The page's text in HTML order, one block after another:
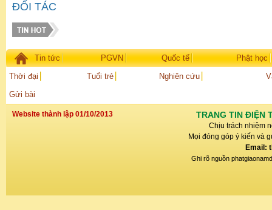
ĐỐI TÁC
Tin tức PGVN Quốc tế
Phật học
Thời đại
Tuổi trẻ Nghiên cứu
Gửi bài
Website thành lập 01/10/2013 TRANG TIN ĐIỆN
Chịu trách nhiệm
Mọi đóng góp ý kiến và
Email:
Ghi rõ nguồn